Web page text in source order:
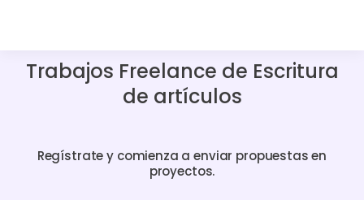
Trabajos Freelance de Escritura
de artículos
Regístrate y comienza a enviar propuestas en
proyectos.